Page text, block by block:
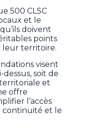
500 CLSC
et le
doivent
points
leur territoire.
visent
soit de
et
offre
l’accès
continuité et le